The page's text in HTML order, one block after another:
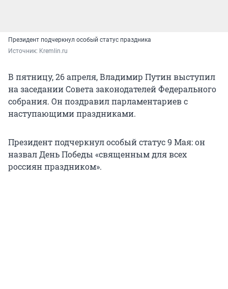
Президент подчеркнул особый статус праздника
Источник: Kremlin.ru
В пятницу, 26 апреля, Владимир Путин выступил
на заседании Совета законодателей Федерального
собрания. Он поздравил парламентариев с
наступающими праздниками.
Президент подчеркнул особый статус 9 Мая: он
назвал День Победы «священным для всех
россиян праздником».